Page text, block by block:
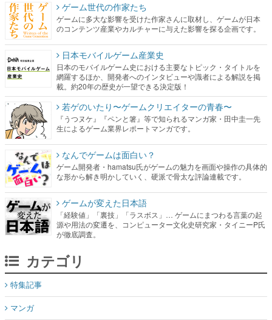
ゲーム世代の作家たち
ゲームに多大な影響を受けた作家さんに取材し、ゲームが日本
のコンテンツ産業やカルチャーに与えた影響を探る企画です。
日本モバイルゲーム産業史
日本のモバイルゲーム史における主要なトピック・タイトルを
網羅するほか、開発者へのインタビューや識者による解説を掲
載。約20年の歴史が一望できる決定版！
若ゲのいたり〜ゲームクリエイターの青春〜
『うつヌケ』『ペンと箸』等で知られるマンガ家・田中圭一先
生によるゲーム業界レポートマンガです。
なんでゲームは面白い？
ゲーム開発者・hamatsu氏がゲームの魅力を画面や操作の具体的
な形から解き明かしていく、硬派で骨太な評論連載です。
ゲームが変えた日本語
「経験値」「裏技」「ラスボス」… ゲームにまつわる言葉の起
源や用法の変遷を、コンピューター文化史研究家・タイニーP氏
が徹底調査。
カテゴリ
特集記事
マンガ